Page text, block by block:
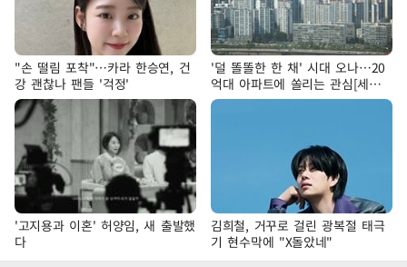
"손 떨림 포착"…카라 한승연, 건
강 괜찮나 팬들 '걱정'
'덜 똘똘한 한 채' 시대 오나…20
억대 아파트에 쏠리는 관심[세제
개편, 그 이후②]
'고지용과 이혼' 허양임, 새 출발했
다
김희철, 거꾸로 걸린 광복절 태극
기 현수막에 "X돌았네"